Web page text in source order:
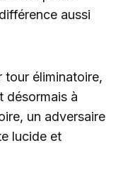
aussi
tour éliminatoire,
désormais à
un adversaire
lucide et